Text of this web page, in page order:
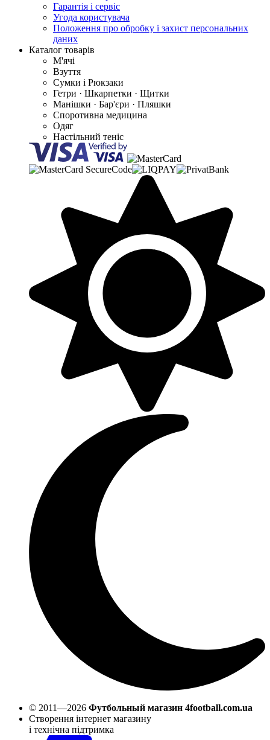
Гарантія і сервіс
Угода користувача
Положення про обробку і захист персональних
даних
Каталог товарів
М'ячі
Взуття
Сумки і Рюкзаки
Гетри · Шкарпетки · Щитки
Манішки · Бар'єри · Пляшки
Споротивна медицина
Одяг
Настільний теніс
© 2011—2026 Футбольный магазин 4football.com.ua
Створення інтернет магазину
і технічна підтримка